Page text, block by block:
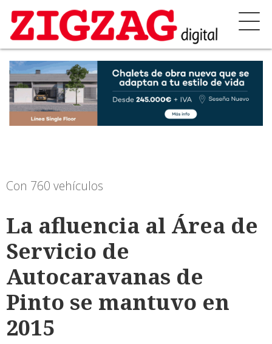
Con 760 vehículos
La afluencia al Área de
Servicio de
Autocaravanas de
Pinto se mantuvo en
2015